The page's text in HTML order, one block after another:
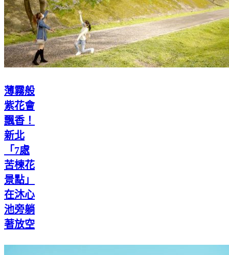
薄霧般
紫花會
飄香！
新北
「7處
苦楝花
景點」
在沐心
池旁躺
著放空